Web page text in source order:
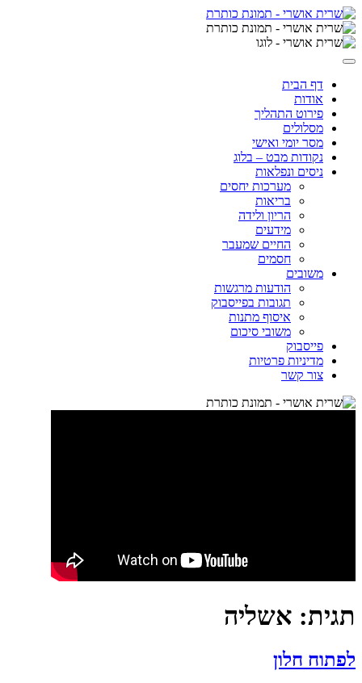
Skip
to
content
דף הבית
אודות
פירוט התהליך
מסלולים
מסר יומי ואישי
נקודות מבט – בלוג
ניסים ונפלאות
מערכות יחסים
בריאות
הריון ולידה
מידעים
החיים שמעבר
חסמים
משובים
הודעות מרגשות
תגובות בפייסבוק
איסוף מתנות
משובי סיכום
פייסבוק
מדיניות פרטיות
צור קשר
תגית: אשליה
לפתוח חלון